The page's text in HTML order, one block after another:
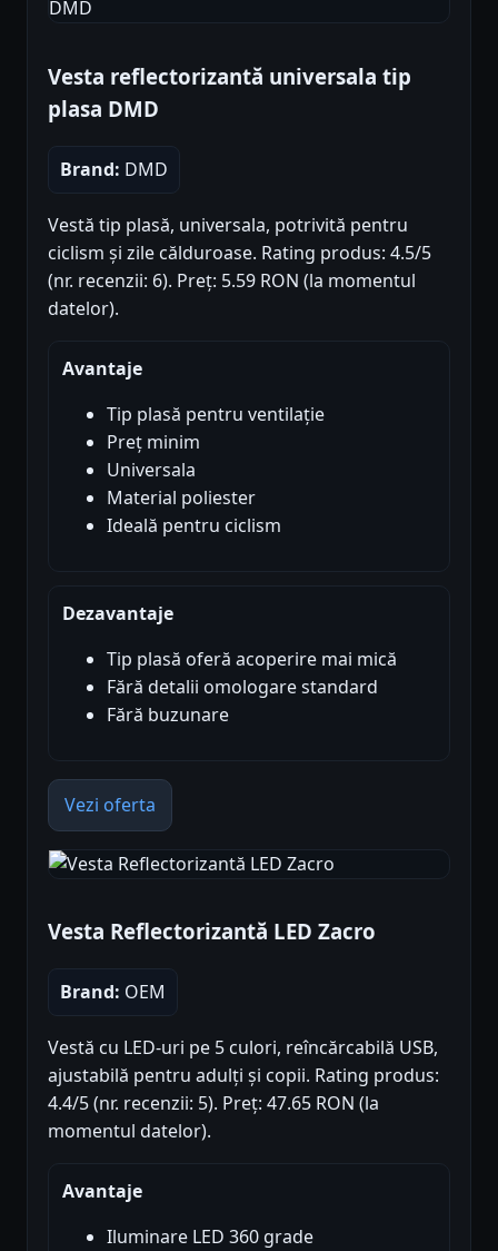
Vesta reflectorizantă universala tip
plasa DMD
Brand: DMD
Vestă tip plasă, universala, potrivită pentru
ciclism și zile călduroase. Rating produs: 4.5/5
(nr. recenzii: 6). Preț: 5.59 RON (la momentul
datelor).
Avantaje
Tip plasă pentru ventilație
Preț minim
Universala
Material poliester
Ideală pentru ciclism
Dezavantaje
Tip plasă oferă acoperire mai mică
Fără detalii omologare standard
Fără buzunare
Vezi oferta
Vesta Reflectorizantă LED Zacro
Brand: OEM
Vestă cu LED-uri pe 5 culori, reîncărcabilă USB,
ajustabilă pentru adulți și copii. Rating produs:
4.4/5 (nr. recenzii: 5). Preț: 47.65 RON (la
momentul datelor).
Avantaje
Iluminare LED 360 grade